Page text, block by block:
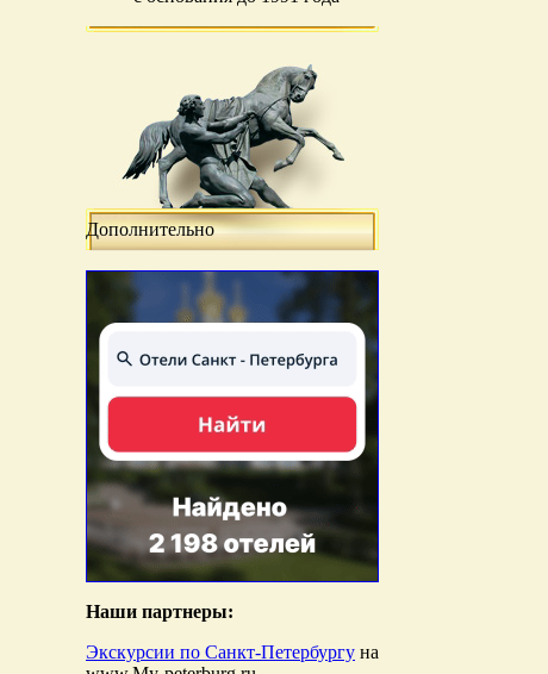
Дополнительно
Наши партнеры:
Экскурсии по Санкт-Петербургу на